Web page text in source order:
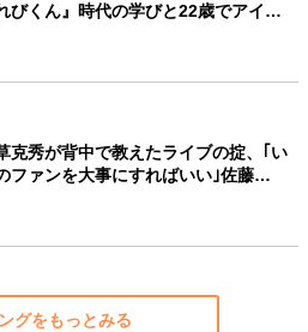
びくん』時代の学びと22歳でアイ…
克秀が背中で教えたライブの掟、｢い
ファンを大事にすればいい｣佐藤…
グをもっとみる